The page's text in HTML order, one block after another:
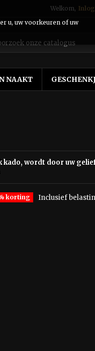
Welkom,
NAAKT
kado, wordt door uw
korting Inclusief
u, uw voorkeuren of uw